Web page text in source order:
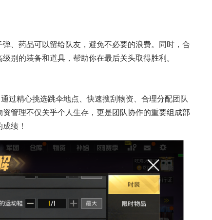
、药品可以留给队友，避免不必要的浪费。同时，合
别的装备和道具，帮助你在最后关头取得胜利。
过精心挑选跳伞地点、快速搜刮物资、合理分配团队
管理不仅关乎个人生存，更是团队协作的重要组成部
绩！